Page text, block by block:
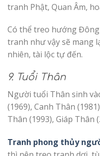
tranh Phật, Quan Âm,
Có thể treo hướng
tranh như vậy sẽ mang
nhiên, tài lộc tự đến.
9. Tuổi Thân
Người tuổi Thân sinh
(1969), Canh Thân
Thân (1993), Giáp Thân
Tranh phong thủy